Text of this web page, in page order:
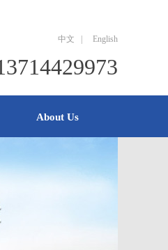
中文 English
About Us